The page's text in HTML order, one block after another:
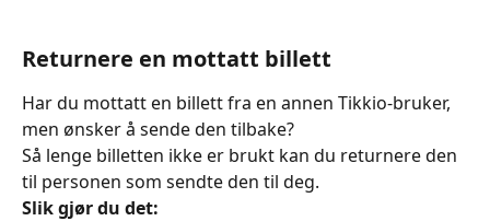
Returnere en mottatt billett
Har du mottatt en billett fra en annen Tikkio-bruker,
men ønsker å sende den tilbake?
Så lenge billetten ikke er brukt kan du returnere den
til personen som sendte den til deg.
Slik gjør du det: